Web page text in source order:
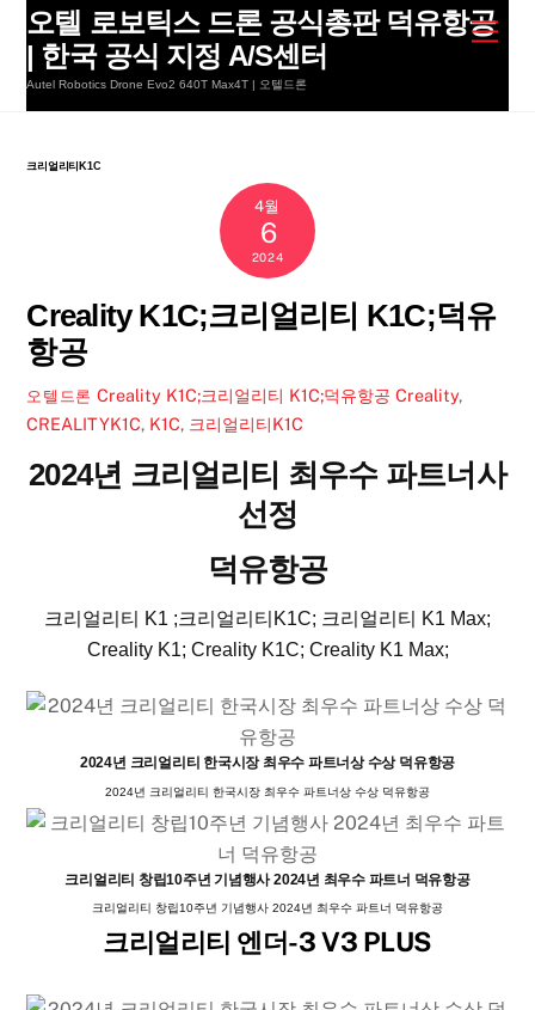
Skip
content
오텔 로보틱스 드론 공식총판 덕유항공
| 한국 공식 지정 A/S센터
Autel Robotics Drone Evo2 640T Max4T | 오텔드론
크리얼리티K1C
4월
6
2024
Creality K1C;크리얼리티 K1C;덕유
항공
오텔드론 Creality K1C;크리얼리티 K1C;덕유항공 Creality,
CREALITYK1C, K1C, 크리얼리티K1C
2024년 크리얼리티 최우수 파트너사
선정
덕유항공
크리얼리티 K1 ;크리얼리티K1C; 크리얼리티 K1 Max;
Creality K1; Creality K1C; Creality K1 Max;
2024년 크리얼리티 한국시장 최우수 파트너상 수상 덕유항공
2024년 크리얼리티 한국시장 최우수 파트너상 수상 덕유항공
크리얼리티 창립10주년 기념행사 2024년 최우수 파트너 덕유항공
크리얼리티 창립10주년 기념행사 2024년 최우수 파트너 덕유항공
크리얼리티 엔더-3 V3 PLUS